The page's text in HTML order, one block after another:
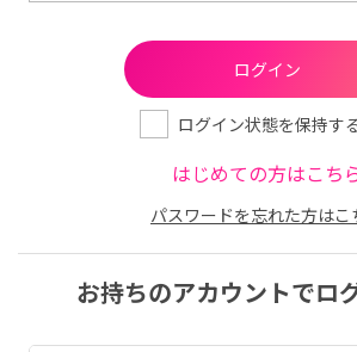
ログイン状態を保持す
はじめての方はこち
パスワードを忘れた方はこ
お持ちのアカウントでロ